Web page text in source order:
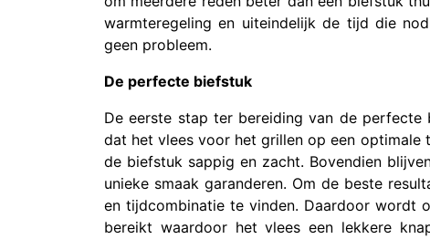
warmteregeling en uiteindelijk de tijd die
geen probleem.
De perfecte biefstuk
De eerste stap ter bereiding van de
dat het vlees voor het grillen op een
de biefstuk sappig en zacht. Bovendien
unieke smaak garanderen. Om de beste
en tijdcombinatie te vinden. Daardoor wordt
bereikt waardoor het vlees een lekkere